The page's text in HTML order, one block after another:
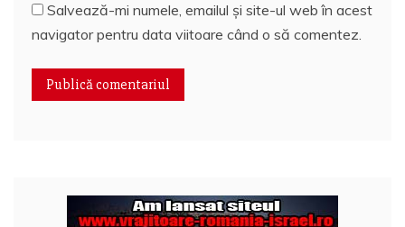
Salvează-mi numele, emailul și site-ul web în acest
navigator pentru data viitoare când o să comentez.